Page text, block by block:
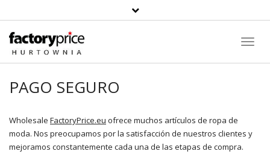
PAGO SEGURO
Wholesale FactoryPrice.eu ofrece muchos artículos de ropa de
moda. Nos preocupamos por la satisfacción de nuestros clientes y
mejoramos constantemente cada una de las etapas de compra.